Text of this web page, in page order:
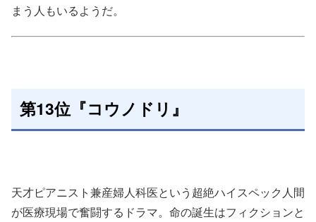
まう人もいるようだ。
第13位『コウノドリ』
天才ピアニスト兼産婦人科医という超絶ハイスペック人間
が医療現場で奮闘するドラマ。命の誕生はフィクションと